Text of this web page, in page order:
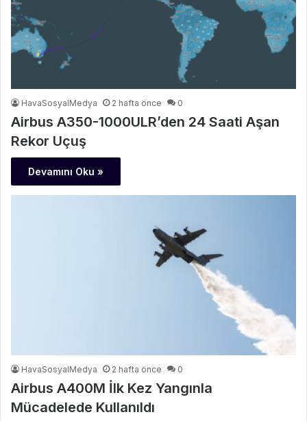
HavaSosyalMedya 2 hafta önce 0
Airbus A350-1000ULR’den 24 Saati Aşan
Rekor Uçuş
Devamını Oku »
HavaSosyalMedya 2 hafta önce 0
Airbus A400M İlk Kez Yangınla
Mücadelede Kullanıldı